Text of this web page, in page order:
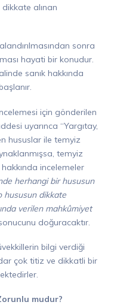
alınan
sonra
hayati bir konudur.
sanık hakkında
için gönderilen
uyarınca “Yargıtay,
hususlar ile temyiz
temyiz
incelemeler
herhangi bir hususun
hususun dikkate
verilen mahkûmiyet
doğuracaktır.
bilgi verdiği
çok titiz ve dikkatli bir
mudur?